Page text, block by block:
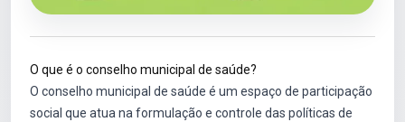
O que é o conselho municipal de saúde?
O conselho municipal de saúde é um espaço de participação
social que atua na formulação e controle das políticas de